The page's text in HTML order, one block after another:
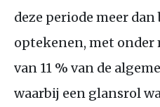
deze periode meer
optekenen, met onder
van 11 % van de
waarbij een glansrol